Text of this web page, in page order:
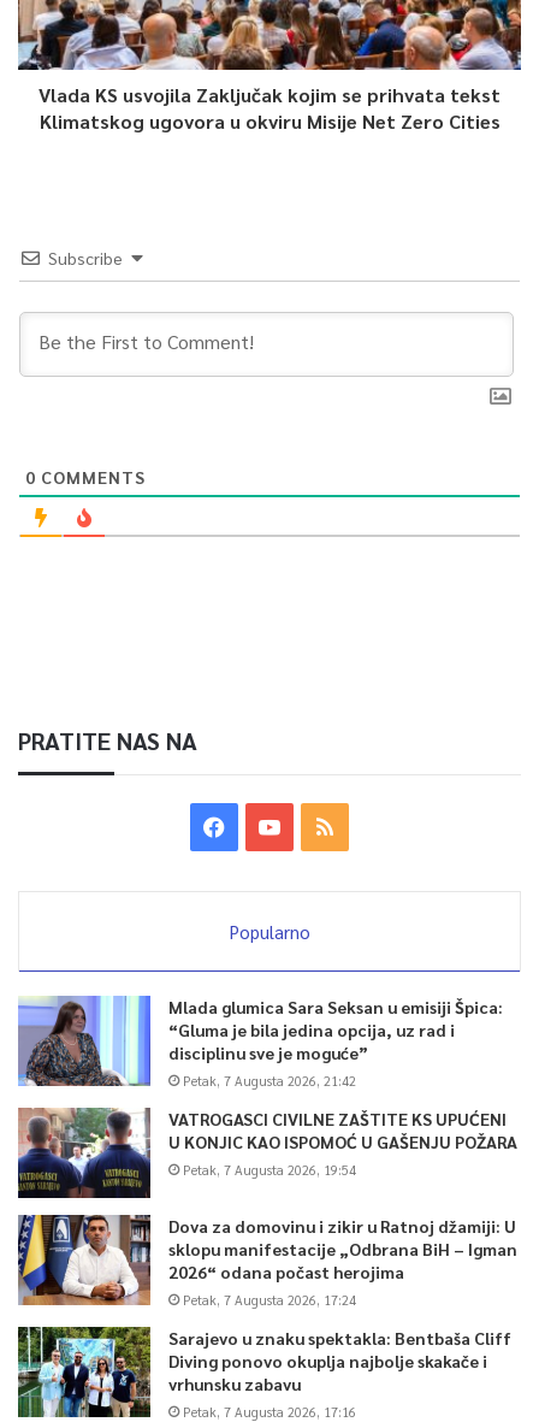
Vlada KS usvojila Zaključak kojim se prihvata tekst
Klimatskog ugovora u okviru Misije Net Zero Cities
Subscribe
0 COMMENTS
PRATITE NAS NA
Popularno
Mlada glumica Sara Seksan u emisiji Špica:
“Gluma je bila jedina opcija, uz rad i
disciplinu sve je moguće”
Petak, 7 Augusta 2026, 21:42
VATROGASCI CIVILNE ZAŠTITE KS UPUĆENI
U KONJIC KAO ISPOMOĆ U GAŠENJU POŽARA
Petak, 7 Augusta 2026, 19:54
Dova za domovinu i zikir u Ratnoj džamiji: U
sklopu manifestacije „Odbrana BiH – Igman
2026“ odana počast herojima
Petak, 7 Augusta 2026, 17:24
Sarajevo u znaku spektakla: Bentbaša Cliff
Diving ponovo okuplja najbolje skakače i
vrhunsku zabavu
Petak, 7 Augusta 2026, 17:16